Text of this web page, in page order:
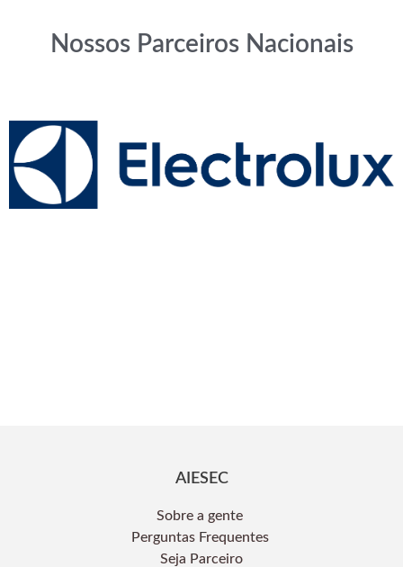
Nossos Parceiros Nacionais
AIESEC
Sobre a gente
Perguntas Frequentes
Seja Parceiro